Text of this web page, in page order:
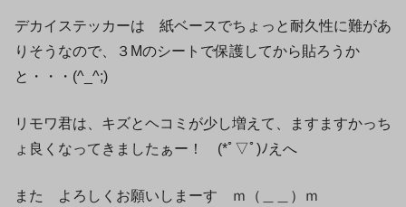
デカイステッカーは 紙ベースでちょっと耐久性に難があ
りそうなので、３Mのシートで保護してから貼ろうか
と・・・(^_^;)
リモワ君は、キズとヘコミが少し増えて、ますますかっち
ょ良くなってきましたぁー！ (*ﾟ▽ﾟ)ﾉえへ
また よろしくお願いしまーす ｍ（＿＿）ｍ